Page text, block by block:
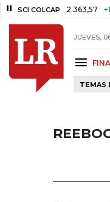
2.363,57 +18,76
JUEVES,
TEMAS